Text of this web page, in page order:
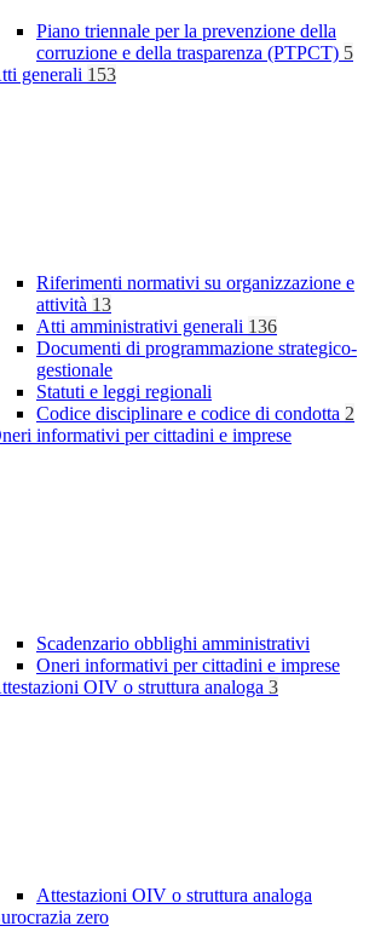
Piano triennale per la prevenzione della
corruzione e della trasparenza (PTPCT) 5
generali 153
Riferimenti normativi su organizzazione e
attività 13
Atti amministrativi generali 136
Documenti di programmazione strategico-
gestionale
Statuti e leggi regionali
Codice disciplinare e codice di condotta 2
informativi per cittadini e imprese
Scadenzario obblighi amministrativi
Oneri informativi per cittadini e imprese
OIV o struttura analoga 3
Attestazioni OIV o struttura analoga
zero